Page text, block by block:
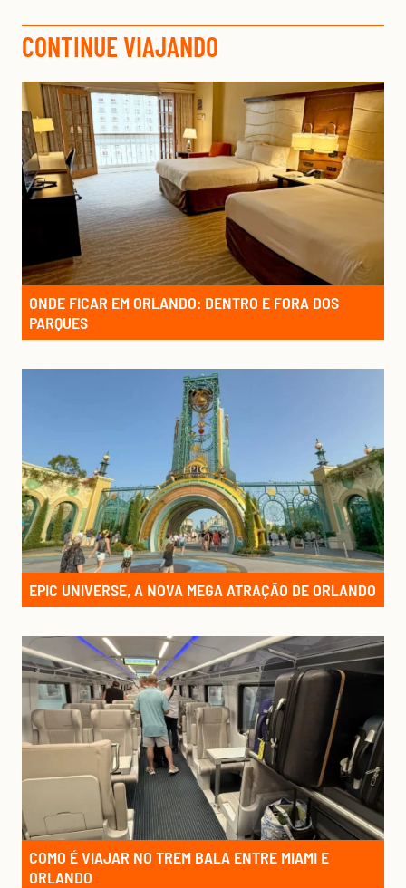
CONTINUE VIAJANDO
ONDE FICAR EM ORLANDO: DENTRO E FORA DOS
PARQUES
EPIC UNIVERSE, A NOVA MEGA ATRAÇÃO DE ORLANDO
COMO É VIAJAR NO TREM BALA ENTRE MIAMI E
ORLANDO